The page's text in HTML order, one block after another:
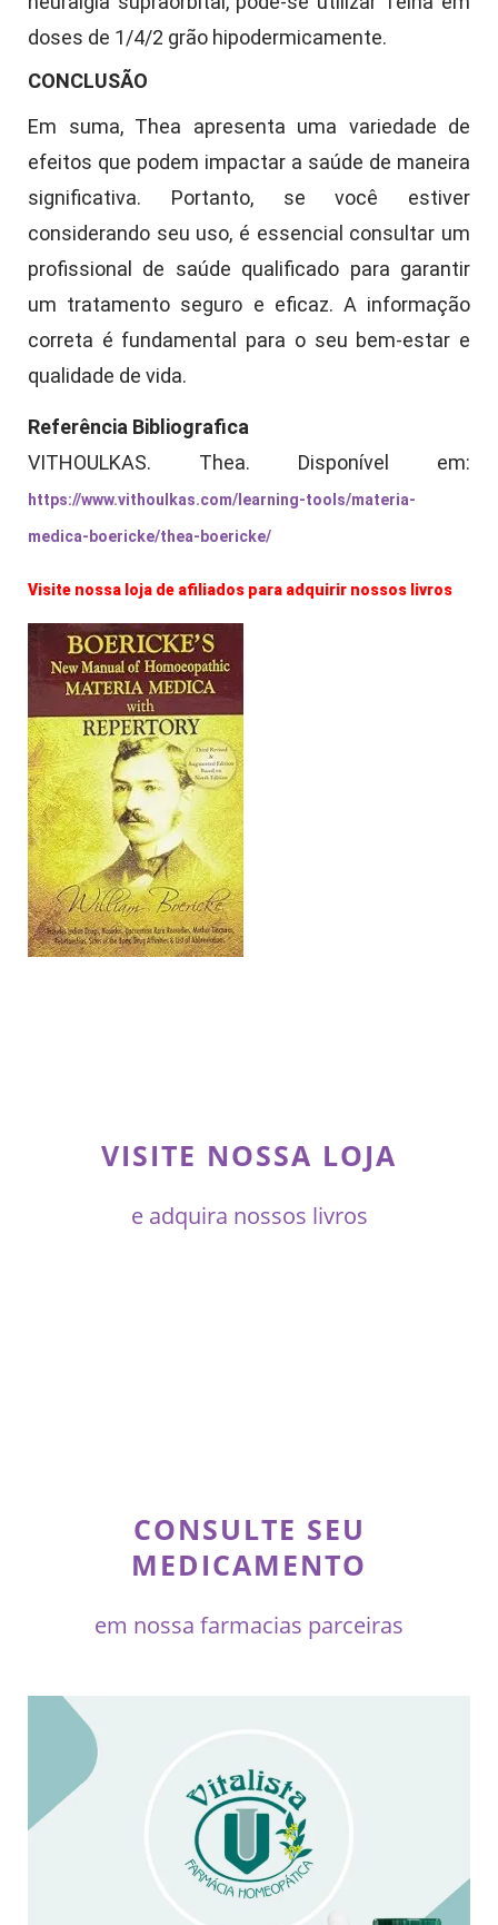
doses de 1/4/2 grão hipodermicamente.
CONCLUSÃO
Em suma, Thea apresenta uma variedade de
efeitos que podem impactar a saúde de maneira
significativa. Portanto, se você estiver
considerando seu uso, é essencial consultar um
profissional de saúde qualificado para garantir
um tratamento seguro e eficaz. A informação
correta é fundamental para o seu bem-estar e
qualidade de vida.
Referência Bibliografica
VITHOULKAS. Thea. Disponível em:
https://www.vithoulkas.com/learning-tools/materia-
medica-boericke/thea-boericke/
Visite nossa loja de afiliados para adquirir nossos livros
VISITE NOSSA LOJA
e adquira nossos livros
CONSULTE SEU
MEDICAMENTO
em nossa farmacias parceiras